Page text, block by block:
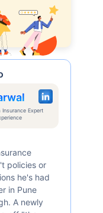
Insurance Expert
policies or
he's had
in Pune
A newly